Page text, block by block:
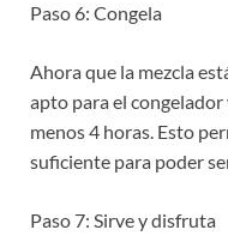
Paso 6: Congela
Ahora que la mezcla
apto para el
menos 4 horas. Esto
suficiente para poder
Paso 7: Sirve y disfruta